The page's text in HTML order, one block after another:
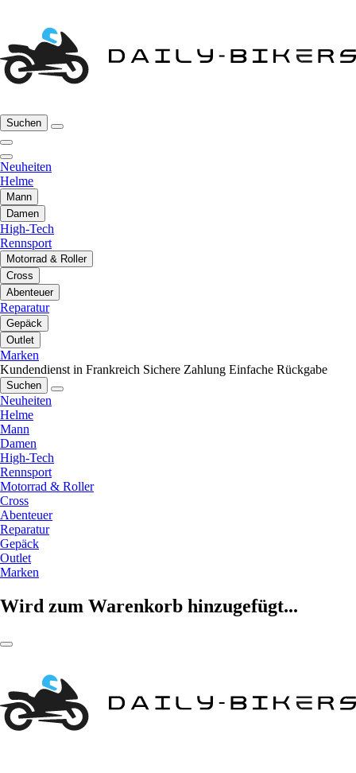
Suchen
Neuheiten
Helme
Mann
Damen
High-Tech
Rennsport
Motorrad & Roller
Cross
Abenteuer
Reparatur
Gepäck
Outlet
Marken
Kundendienst in Frankreich Sichere Zahlung Einfache Rückgabe
Suchen
Neuheiten
Helme
Mann
Damen
High-Tech
Rennsport
Motorrad & Roller
Cross
Abenteuer
Reparatur
Gepäck
Outlet
Marken
Wird zum Warenkorb hinzugefügt...